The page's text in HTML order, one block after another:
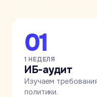
01
1 НЕДЕЛЯ
ИБ-аудит
Изучаем
политики.